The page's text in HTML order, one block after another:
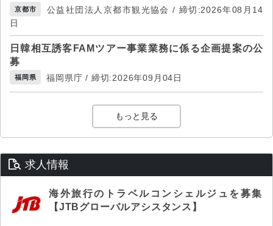
京都市
公益社団法人京都市観光協会 / 締切:2026年08月14
日
日韓相互誘客FAMツアー事業業務に係る企画提案の公
募
福岡県 福岡県庁 / 締切:2026年09月04日
もっと見る
求人情報
海外旅行のトラベルコンシェルジュを募集
【JTBグローバルアシスタンス】